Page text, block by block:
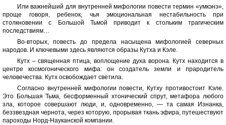
Или важнейший для внутренней мифологии повести термин «умкэнэ»,
проще говоря, ребенок, чья эмоциональная нестабильность при
столкновении с Большой Тьмой приводит к стольким трагическим
последствиям…
Во-вторых, повесть до предела насыщена мифологией северных
народов. И ключевыми здесь являются образы Кутха и Кэле.
Кутх – священная птица, воплощение духа ворона. Кутх находится в
центре космогонического мифа: он создатель земли и прародитель
человечества. Кутх освобождает светила.
Согласно внутренней мифологии повести, Кутху противостоит Кэле.
Это Большая Тьма, бесформенный хтонический спрут, метафора любого
зла, которое совершают люди, и, одновременно, — та самая Изнанка,
беззвездная чернота, через которую, прорывая ткань эфира, путешествуют
пароходы Норд-Науканской компании.